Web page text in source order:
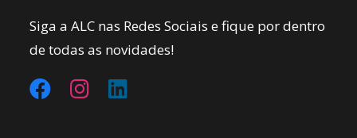
Siga a ALC nas Redes Sociais e fique por dentro
de todas as novidades!